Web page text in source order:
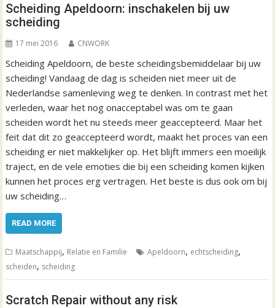
Scheiding Apeldoorn: inschakelen bij uw
scheiding
17 mei 2016 CNWORK
Scheiding Apeldoorn, de beste scheidingsbemiddelaar bij uw
scheiding! Vandaag de dag is scheiden niet meer uit de
Nederlandse samenleving weg te denken. In contrast met het
verleden, waar het nog onacceptabel was om te gaan
scheiden wordt het nu steeds meer geaccepteerd. Maar het
feit dat dit zo geaccepteerd wordt, maakt het proces van een
scheiding er niet makkelijker op. Het blijft immers een moeilijk
traject, en de vele emoties die bij een scheiding komen kijken
kunnen het proces erg vertragen. Het beste is dus ook om bij
uw scheiding…
READ MORE
Maatschappij, Relatie en Familie Apeldoorn, echtscheiding,
scheiden, scheiding
Scratch Repair without any risk